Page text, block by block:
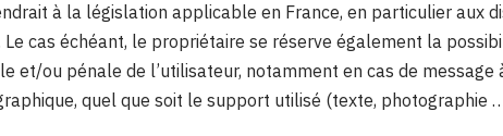
à la législation applicable en France, en particulier aux
cas échéant, le propriétaire se réserve également la
et/ou pénale de l’utilisateur, notamment en cas de message
quel que soit le support utilisé (texte, photographie